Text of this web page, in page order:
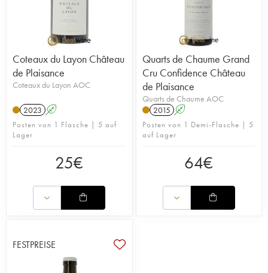
Coteaux du Layon Château
de Plaisance
Coteaux du Layon AOC
2023 A
Posten von 1 Flasche | 5 auf
Lager
25€
Quarts de Chaume Grand
Cru Confidence Château
de Plaisance
Quarts de Chaume AOC
2015 A
Posten von 1 Demi-Flasche | 5
auf Lager
64€
FESTPREISE